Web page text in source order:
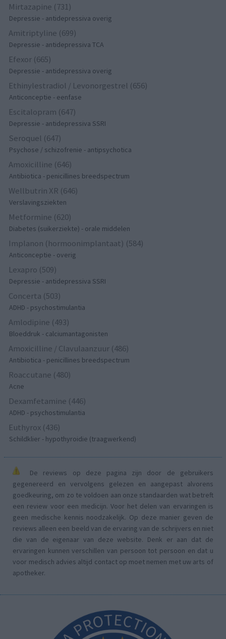
Mirtazapine (731)
Depressie - antidepressiva overig
Amitriptyline (699)
Depressie - antidepressiva TCA
Efexor (665)
Depressie - antidepressiva overig
Ethinylestradiol / Levonorgestrel (656)
Anticonceptie - eenfase
Escitalopram (647)
Depressie - antidepressiva SSRI
Seroquel (647)
Psychose / schizofrenie - antipsychotica
Amoxicilline (646)
Antibiotica - penicillines breedspectrum
Wellbutrin XR (646)
Verslavingsziekten
Metformine (620)
Diabetes (suikerziekte) - orale middelen
Implanon (hormoonimplantaat) (584)
Anticonceptie - overig
Lexapro (509)
Depressie - antidepressiva SSRI
Concerta (503)
ADHD - psychostimulantia
Amlodipine (493)
Bloeddruk - calciumantagonisten
Amoxicilline / Clavulaanzuur (486)
Antibiotica - penicillines breedspectrum
Roaccutane (480)
Acne
Dexamfetamine (446)
ADHD - psychostimulantia
Euthyrox (436)
Schildklier - hypothyroidie (traagwerkend)
De reviews op deze pagina zijn door de gebruikers
gegenereerd en vervolgens gelezen en aangepast alvorens
goedkeuring, om zo te voldoen aan onze standaarden wat betreft
een review voor een medicijn. Voor het delen van ervaringen is
geen medische kennis noodzakelijk. Op deze manier geven de
reviews alleen een beeld van de ervaring van de schrijvers en niet
die van de eigenaar van deze website. Denk er aan dat de
ervaringen kunnen verschillen van persoon tot persoon en dat u
voor medisch advies altijd contact op moet nemen met uw arts of
apotheker.